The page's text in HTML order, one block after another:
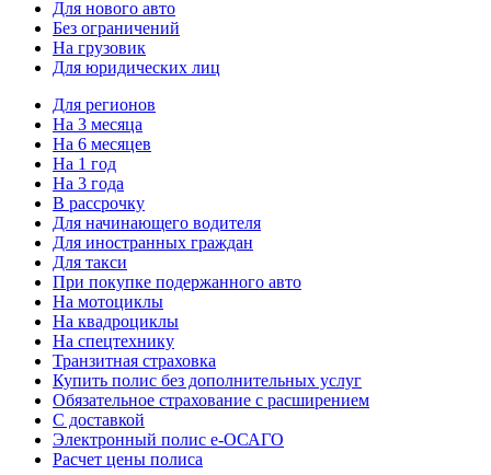
Для нового авто
Без ограничений
На грузовик
Для юридических лиц
Для регионов
На 3 месяца
На 6 месяцев
На 1 год
На 3 года
В рассрочку
Для начинающего водителя
Для иностранных граждан
Для такси
При покупке подержанного авто
На мотоциклы
На квадроциклы
На спецтехнику
Транзитная страховка
Купить полис без дополнительных услуг
Обязательное страхование с расширением
С доставкой
Электронный полис е-ОСАГО
Расчет цены полиса